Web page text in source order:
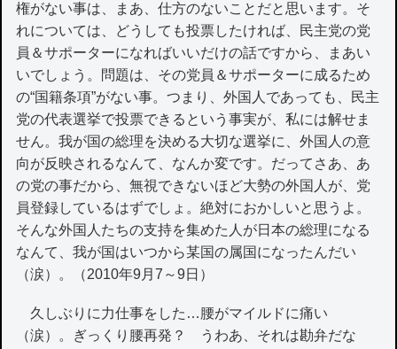
権がない事は、まあ、仕方のないことだと思います。そ
れについては、どうしても投票したければ、民主党の党
員＆サポーターになればいいだけの話ですから、まあい
いでしょう。問題は、その党員＆サポーターに成るため
の“国籍条項”がない事。つまり、外国人であっても、民主
党の代表選挙で投票できるという事実が、私には解せま
せん。我が国の総理を決める大切な選挙に、外国人の意
向が反映されるなんて、なんか変です。だってさあ、あ
の党の事だから、無視できないほど大勢の外国人が、党
員登録しているはずでしょ。絶対におかしいと思うよ。
そんな外国人たちの支持を集めた人が日本の総理になる
なんて、我が国はいつから某国の属国になったんだい
（涙）。（2010年9月7～9日）
久しぶりに力仕事をした…腰がマイルドに痛い
（涙）。ぎっくり腰再発？ うわあ、それは勘弁だな